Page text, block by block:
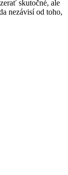
skutočné, ale
nezávisí od toho,